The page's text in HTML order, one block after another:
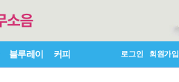
블루레이 커피 로그인 회원가입